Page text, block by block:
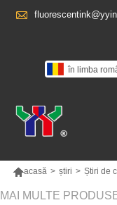

în limba
acasă > știri > Știri de
MAI MULTE